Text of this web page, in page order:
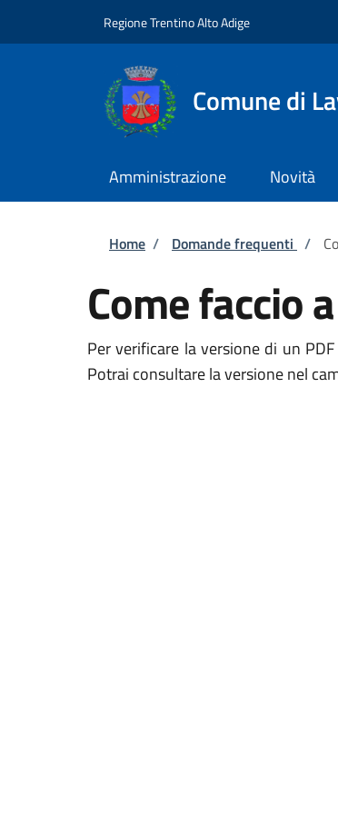
Regione Trentino Alto Adige
Comune di
Amministrazione Novità
Briciole di
Home / Domande frequenti /
Come faccio
Per verificare la versione di un
Potrai consultare la versione nel